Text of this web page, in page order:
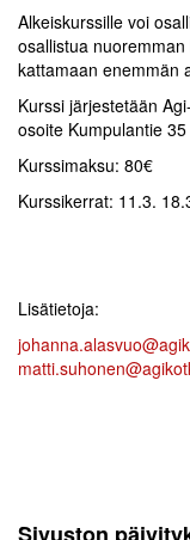
Alkeiskurssille voi
osallistua
kattamaan enemmän
Kurssi järjestetään
osoite Kumpulantie 35
Kurssimaksu: 80€
Kurssikerrat: 11.3.
Lisätietoja: